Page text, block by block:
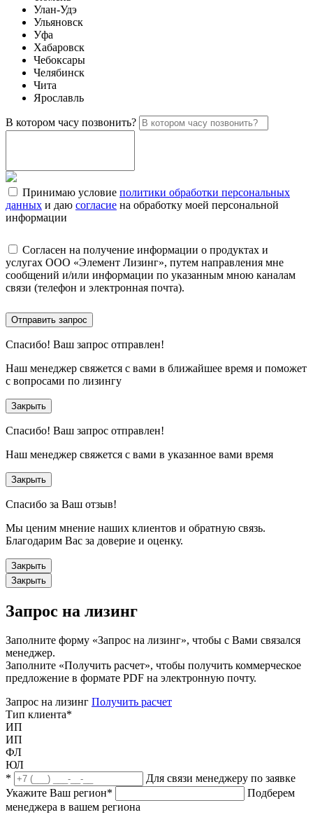
Улан-Удэ
Ульяновск
Уфа
Хабаровск
Чебоксары
Челябинск
Чита
Ярославль
В котором часу позвонить?
Принимаю условие политики обработки персональных
данных и даю согласие на обработку моей персональной
информации
Согласен на получение информации о продуктах и
услугах ООО «Элемент Лизинг», путем направления мне
сообщений и/или информации по указанным мною каналам
связи (телефон и электронная почта).
Отправить запрос
Спасибо! Ваш запрос отправлен!
Наш менеджер свяжется с вами в ближайшее время и поможет
с вопросами по лизингу
Закрыть
Спасибо! Ваш запрос отправлен!
Наш менеджер свяжется с вами в указанное вами время
Закрыть
Спасибо за Ваш отзыв!
Мы ценим мнение наших клиентов и обратную связь.
Благодарим Вас за доверие и оценку.
Закрыть
Закрыть
Запрос на лизинг
Заполните форму «Запрос на лизинг», чтобы с Вами связался
менеджер.
Заполните «Получить расчет», чтобы получить коммерческое
предложение в формате PDF на электронную почту.
Запрос на лизинг Получить расчет
Тип клиента*
ИП
ИП
ФЛ
ЮЛ
*
Для связи менеджеру по заявке
Укажите Ваш регион*
Подберем
менеджера в вашем региона